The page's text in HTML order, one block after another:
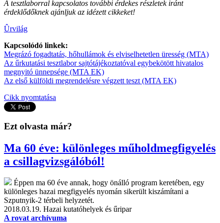
A tesztlaborral kapcsolatos további érdekes részletek iránt
érdeklődőknek ajánljuk az idézett cikkeket!
Ûrvilág
Kapcsolódó linkek:
Megrázó fogadtatás, hőhullámok és elviselhetetlen üresség (MTA)
Az űrkutatási tesztlabor sajtótájékoztatóval egybekötött hivatalos
megnyitó ünnepsége (MTA EK)
Az első külföldi megrendelésre végzett teszt (MTA EK)
Cikk nyomtatása
Ezt olvasta már?
Ma 60 éve: különleges műholdmegfigyelés
a csillagvizsgálóból!
Éppen ma 60 éve annak, hogy önálló program keretében, egy
különleges hazai megfigyelés nyomán sikerült kiszámítani a
Szputnyik-2 térbeli helyzetét.
2018.03.19. Hazai kutatóhelyek és űripar
A rovat archívuma